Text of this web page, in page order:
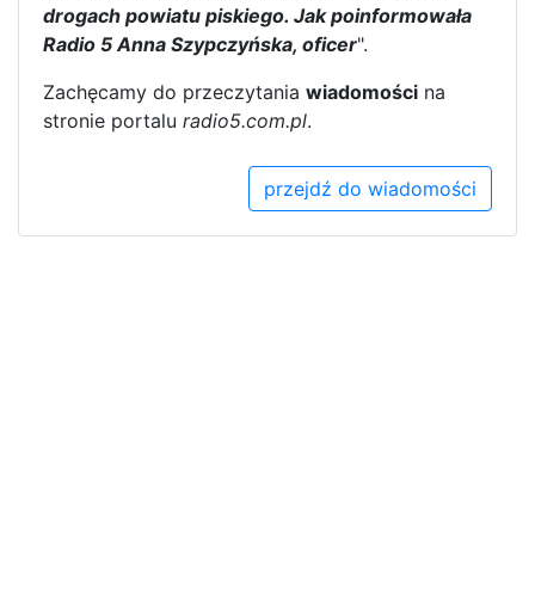
drogach powiatu piskiego. Jak poinformowała
Radio 5 Anna Szypczyńska, oficer".
Zachęcamy do przeczytania wiadomości na
stronie portalu radio5.com.pl.
przejdź do wiadomości